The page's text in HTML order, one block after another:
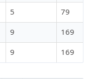
5
79
9
169
9 169